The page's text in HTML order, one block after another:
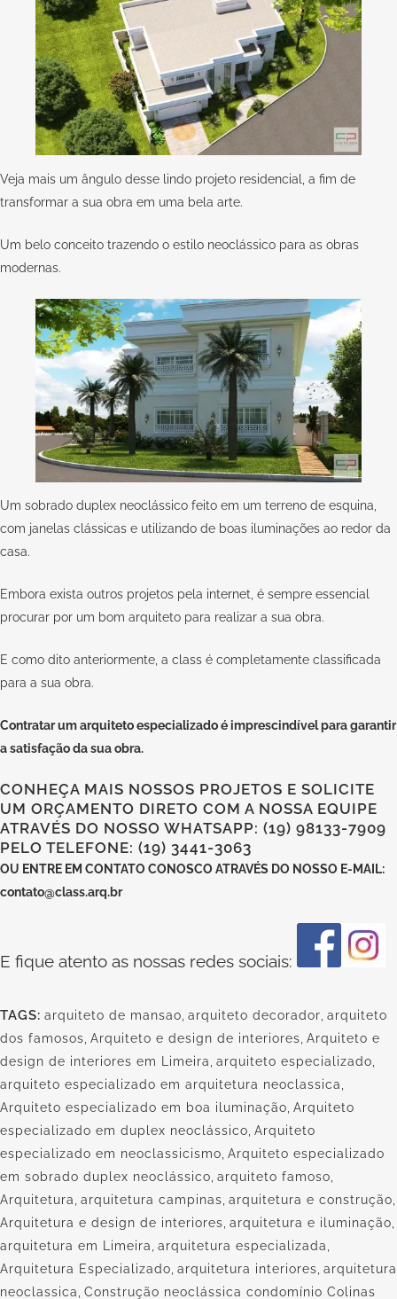
Veja mais um ângulo desse lindo projeto residencial, a fim de
transformar a sua obra em uma bela arte.
Um belo conceito trazendo o estilo neoclássico para as obras
modernas.
Um sobrado duplex neoclássico feito em um terreno de esquina,
com janelas clássicas e utilizando de boas iluminações ao redor da
casa.
Embora exista outros projetos pela internet, é sempre essencial
procurar por um bom arquiteto para realizar a sua obra.
E como dito anteriormente, a class é completamente classificada
para a sua obra.
Contratar um arquiteto especializadoé imprescindível para garantir
a satisfação da sua obra.
CONHEÇA MAIS NOSSOS PROJETOS E SOLICITE
UM ORÇAMENTO DIRETO COM A NOSSA EQUIPE
ATRAVÉS DO NOSSO WHATSAPP: (19) 98133-7909
PELO TELEFONE: (19) 3441-3063
OU ENTRE EM CONTATO CONOSCOATRAVÉS DO NOSSO E-MAIL:
contato@class.arq.br
E fique atento as nossas redes sociais:
TAGS: arquiteto de mansao, arquiteto decorador, arquiteto
dos famosos, Arquiteto e design de interiores, Arquiteto e
design de interiores em Limeira, arquiteto especializado,
arquiteto especializado em arquitetura neoclassica,
Arquiteto especializado em boa iluminação, Arquiteto
especializado em duplex neoclássico, Arquiteto
especializado em neoclassicismo, Arquiteto especializado
em sobrado duplex neoclássico, arquiteto famoso,
Arquitetura, arquitetura campinas, arquitetura e construção,
Arquitetura e design de interiores, arquitetura e iluminação,
arquitetura em Limeira, arquitetura especializada,
Arquitetura Especializado, arquitetura interiores, arquitetura
neoclassica, Construção neoclássica condomínio Colinas